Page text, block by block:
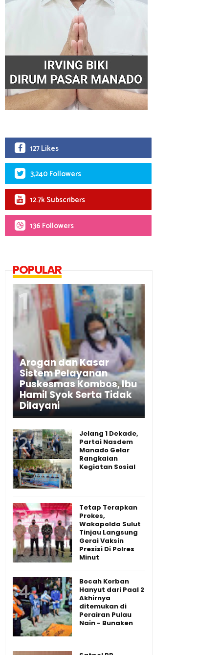
127 Likes
3,240 Followers
12.7k Subscribers
136 Followers
POPULAR
Arogan dan Kasar
Sistem Pelayanan
Puskesmas Kombos, Ibu
Hamil Syok Serta Tidak
Dilayani
Jelang 1 Dekade,
Partai Nasdem
Manado Gelar
Rangkaian
Kegiatan Sosial
Tetap Terapkan
Prokes,
Wakapolda Sulut
Tinjau Langsung
Gerai Vaksin
Presisi Di Polres
Minut
Bocah Korban
Hanyut dari Paal 2
Akhirnya
ditemukan di
Perairan Pulau
Nain - Bunaken